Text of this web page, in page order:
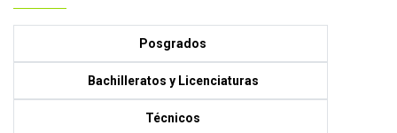
Posgrados
Bachilleratos y Licenciaturas
Técnicos